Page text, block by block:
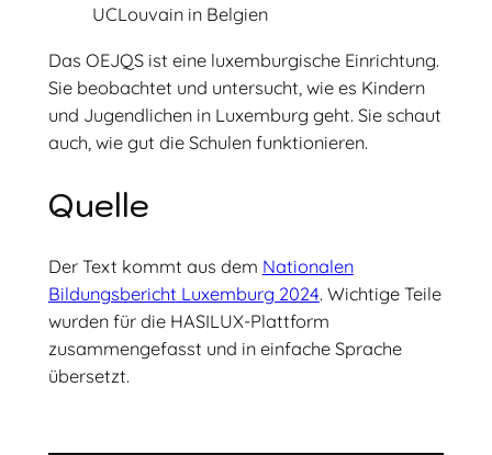
UCLouvain in Belgien
Das OEJQS ist eine luxemburgische Einrichtung.
Sie beobachtet und untersucht, wie es Kindern
und Jugendlichen in Luxemburg geht. Sie schaut
auch, wie gut die Schulen funktionieren.
Quelle
Der Text kommt aus dem Nationalen
Bildungsbericht Luxemburg 2024. Wichtige Teile
wurden für die HASILUX-Plattform
zusammengefasst und in einfache Sprache
übersetzt.